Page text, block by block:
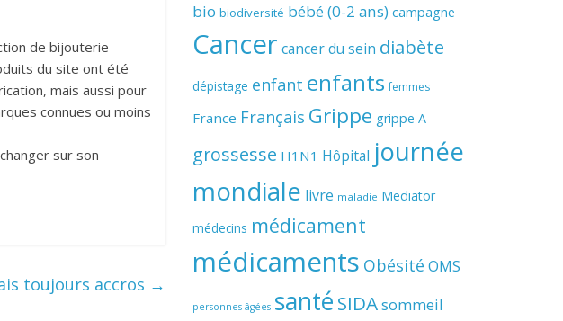
de bijouterie
du site ont été
mais aussi pour
connues ou moins
sur son
toujours accros →
bio biodiversité bébé (0-2 ans) campagne
Cancer cancer du sein diabète
dépistage enfant enfants femmes
France Français Grippe grippe A
grossesse H1N1 Hôpital journée
mondiale livre maladie Mediator
médecins médicament
médicaments Obésité OMS
personnes âgées santé SIDAsommeil